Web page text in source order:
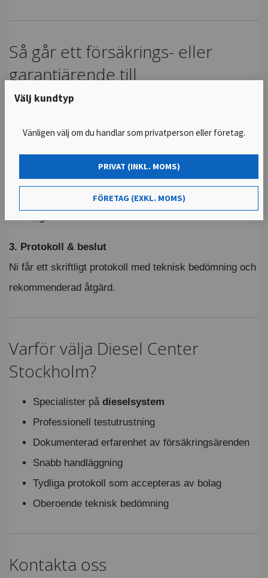
Välj kundtyp
Vänligen välj om du handlar som privatperson eller företag.
PRIVAT (INKL. MOMS)
FÖRETAG (EXKL. MOMS)
Så går ett försäkrings- eller
garantiärende till
1. Kontakt & bokning
Vi utför teknisk diagnos, testbänk, provtryckning och
3. Protokoll & beslut
Ni får ett skriftligt protokoll med teknisk bedömning och
rekommenderad åtgärd.
Varför välja Diesel Center
Stockholm?
Specialister på dieselsystem
Professionell testutrustning
Dokumenterad erfarenhet av försäkringsärenden
Snabb handläggning
Tydliga protokoll som accepteras av bolag
Oberoende teknisk bedömning
Kontakta oss